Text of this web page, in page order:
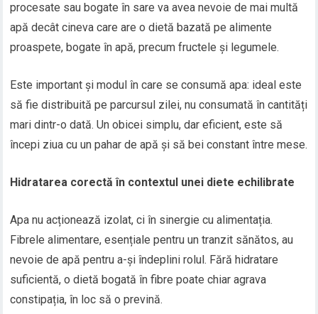
procesate sau bogate în sare va avea nevoie de mai multă
apă decât cineva care are o dietă bazată pe alimente
proaspete, bogate în apă, precum fructele și legumele.
Este important și modul în care se consumă apa: ideal este
să fie distribuită pe parcursul zilei, nu consumată în cantități
mari dintr-o dată. Un obicei simplu, dar eficient, este să
începi ziua cu un pahar de apă și să bei constant între mese.
Hidratarea corectă în contextul unei diete echilibrate
Apa nu acționează izolat, ci în sinergie cu alimentația.
Fibrele alimentare, esențiale pentru un tranzit sănătos, au
nevoie de apă pentru a-și îndeplini rolul. Fără hidratare
suficientă, o dietă bogată în fibre poate chiar agrava
constipația, în loc să o prevină.